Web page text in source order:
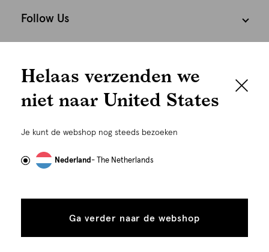
graag persoonlijk
gebruiken wij cookies en daarmee vergelijkbare
om advertenties te personaliseren...
tonen
toestaan
Follow Us
Nederland Nederlands
Helaas verzenden we
niet naar United States
Je kunt de webshop nog steeds bezoeken
Nederland- The Netherlands
Ga verder naar de webshop